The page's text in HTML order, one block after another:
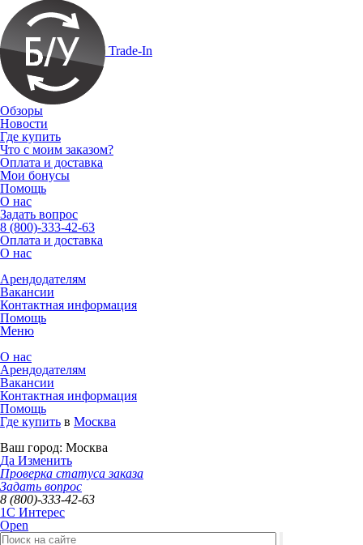
Trade-In
Обзоры
Новости
Где купить
Что с моим заказом?
Оплата и доставка
Мои бонусы
Помощь
О нас
Задать вопрос
8 (800)-333-42-63
Оплата и доставка
О нас
Арендодателям
Вакансии
Контактная информация
Помощь
Меню
О нас
Арендодателям
Вакансии
Контактная информация
Помощь
Где купить в Москва
Ваш город: Москва
Да Изменить
Проверка статуса заказа
Задать вопрос
8 (800)-333-42-63
1C Интерес
Open